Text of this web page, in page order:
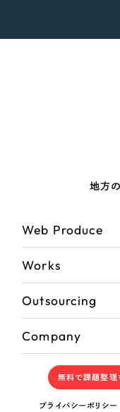
地方
Web Produce
Works
Outsourcing
Company
無料で課題整理
プライバシーポリシー